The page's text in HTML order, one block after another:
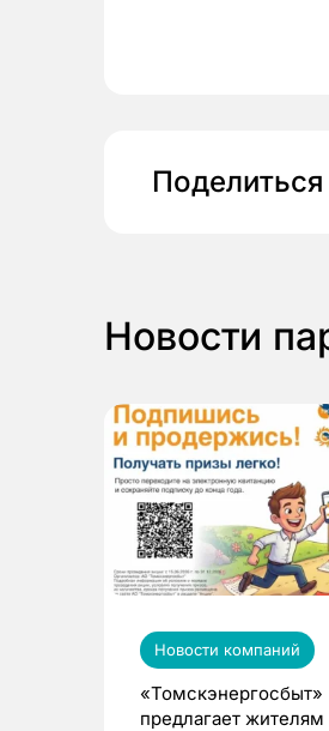
Новости
Новости компаний
«Томскэнергосбыт»
предлагает жителям